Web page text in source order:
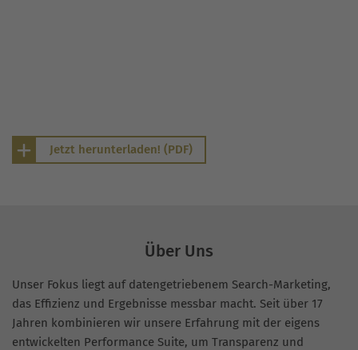
Jetzt herunterladen! (PDF)
Über Uns
Unser Fokus liegt auf datengetriebenem Search-Marketing,
das Effizienz und Ergebnisse messbar macht. Seit über 17
Jahren kombinieren wir unsere Erfahrung mit der eigens
entwickelten Performance Suite, um Transparenz und